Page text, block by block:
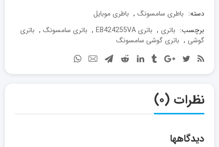
سامسونگ
S3850
Corby
II
عدد
دسته: باطری سامسونگ , باطری موبایل
برچسب: باتری , باتری EB424255VA , باتری سامسونگ , باتری
گوشی , باتری گوشی سامسونگ
نظرات (۰)
دیدگاهها